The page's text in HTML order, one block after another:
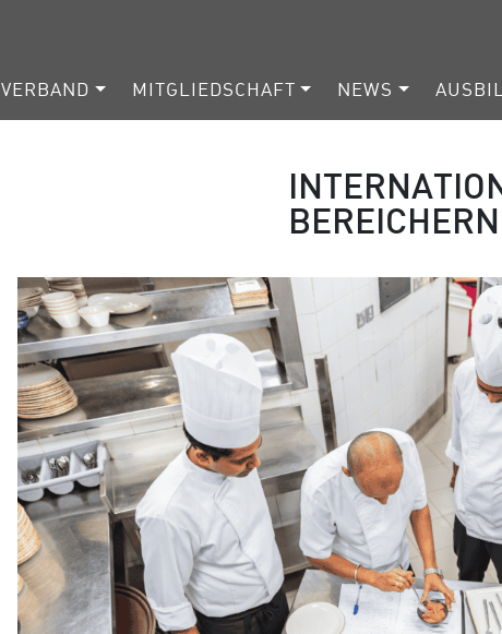
VERBAND MITGLIEDSCHAFT NEWS